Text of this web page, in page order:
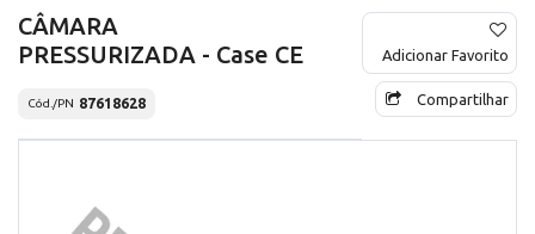
CÂMARA
PRESSURIZADA - Case CE
Cód./PN 87618628
Adicionar Favorito
Compartilhar